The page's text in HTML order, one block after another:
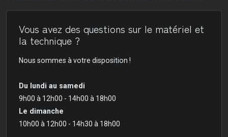
Vous avez des questions sur le matériel et
la technique ?
Nous sommes à votre disposition !
Du lundi au samedi
9h00 à 12h00 - 14h00 à 18h00
Le dimanche
10h00 à 12h00 - 14h30 à 18h00